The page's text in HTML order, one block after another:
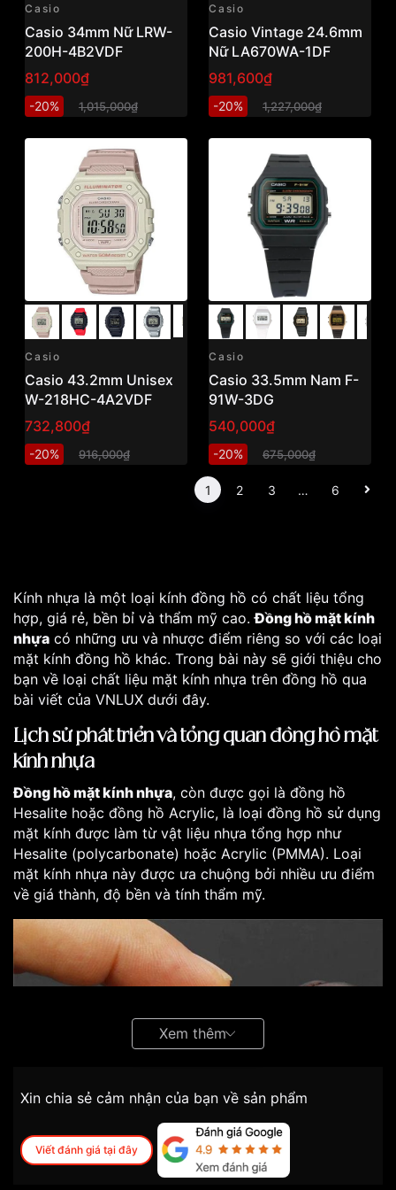
Casio
Casio 34mm Nữ LRW-
200H-4B2VDF
812,000₫
-20% 1,015,000₫
Casio
Casio Vintage 24.6mm
Nữ LA670WA-1DF
981,600₫
-20% 1,227,000₫
Casio
Casio 43.2mm Unisex
W-218HC-4A2VDF
732,800₫
-20% 916,000₫
Casio
Casio 33.5mm Nam F-
91W-3DG
540,000₫
-20% 675,000₫
1 2 3 … 6
Kính nhựa là một loại kính đồng hồ có chất liệu tổng
hợp, giá rẻ, bền bỉ và thẩm mỹ cao.Đồng hồ mặt kính
nhựa có những ưu và nhược điểm riêng so với các loại
mặt kính đồng hồ khác. Trong bài này sẽ giới thiệu cho
bạn về loại chất liệu mặt kính nhựa trên đồng hồ qua
bài viết của VNLUX dưới đây.
Lịch sử phát triển và tổng quan đồng hồ mặt
kính nhựa
Đồng hồ mặt kính nhựa, còn được gọi là đồng hồ
Hesalite hoặc đồng hồ Acrylic, là loại đồng hồ sử dụng
mặt kính được làm từ vật liệu nhựa tổng hợp như
Hesalite (polycarbonate) hoặc Acrylic (PMMA). Loại
mặt kính nhựa này được ưa chuộng bởi nhiều ưu điểm
về giá thành, độ bền và tính thẩm mỹ.
Xem thêm
Xin chia sẻ cảm nhận của bạn về sản phẩm
Viết đánh giá tại đây